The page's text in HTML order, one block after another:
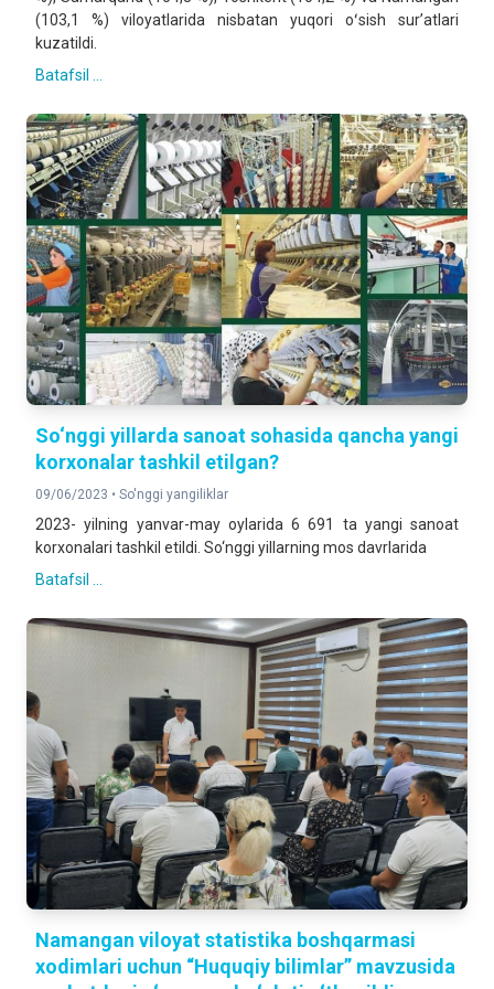
(103,1 %) viloyatlarida nisbatan yuqori oʻsish surʼatlari
kuzatildi.
Batafsil ...
So‘nggi yillarda sanoat sohasida qancha yangi
korxonalar tashkil etilgan?
09/06/2023 • So'nggi yangiliklar
2023- yilning yanvar-may oylarida 6 691 ta yangi sanoat
korxonalari tashkil etildi. So‘nggi yillarning mos davrlarida
Batafsil ...
Namangan viloyat statistika boshqarmasi
xodimlari uchun “Huquqiy bilimlar” mavzusida